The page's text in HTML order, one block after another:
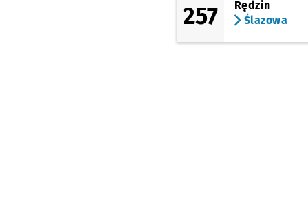
Orbita)
(Milenijna)
257
Rędzin
Ślazowa